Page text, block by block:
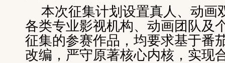
本次征集计划设置真人、动画
各类专业影视机构、动画团队及
征集的参赛作品，均要求基于番
改编，严守原著核心内核，实现